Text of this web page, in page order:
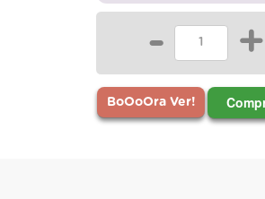
+
BoOoOra Ver! Comprar